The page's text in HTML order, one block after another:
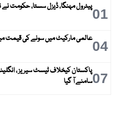
01پیٹرول مہنگا، ڈیزل سستا، حکومت نے
04عالمی مارکیٹ میں سونے کی قیمت
07سامنے آ گیا